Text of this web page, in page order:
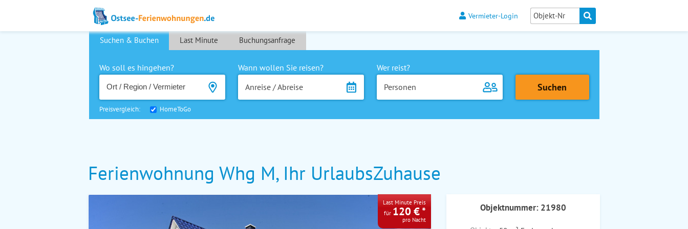
Vermieter-Login
Suchen & Buchen Last Minute Buchungsanfrage
Wo soll es hingehen?
Wann wollen Sie reisen?
Anreise / Abreise
Wer reist?
Personen
Preisvergleich: HomeToGo
Ferienwohnung Whg M, Ihr UrlaubsZuhause
Last Minute Preis
für 120 € *
pro Nacht
Objektnummer: 21980